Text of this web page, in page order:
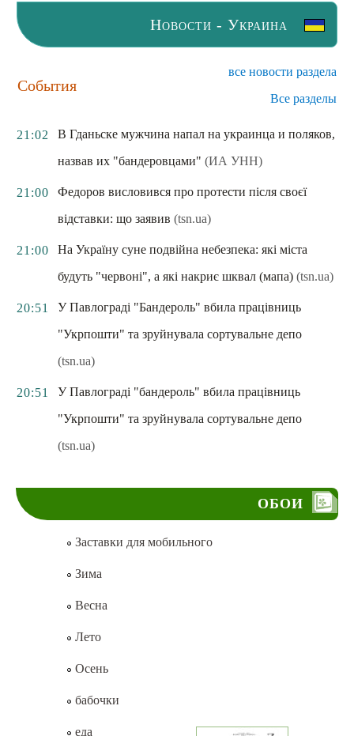
Новости - Украина
События
все новости раздела
Все разделы
21:02
В Гданьске мужчина напал на украинца и поляков,
назвав их "бандеровцами" (ИА УНН)
21:00
Федоров висловився про протести після своєї
відставки: що заявив (tsn.ua)
21:00
На Україну суне подвійна небезпека: які міста
будуть "червоні", а які накриє шквал (мапа) (tsn.ua)
20:51
У Павлограді "Бандероль" вбила працівниць
"Укрпошти" та зруйнувала сортувальне депо
(tsn.ua)
20:51
У Павлограді "бандероль" вбила працівниць
"Укрпошти" та зруйнувала сортувальне депо
(tsn.ua)
ОБОИ
Заставки для мобильного
Зима
Весна
Лето
Осень
бабочки
еда